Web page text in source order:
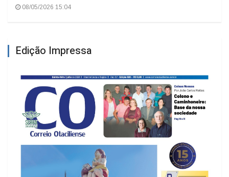
08/05/2026 15:04
Edição Impressa